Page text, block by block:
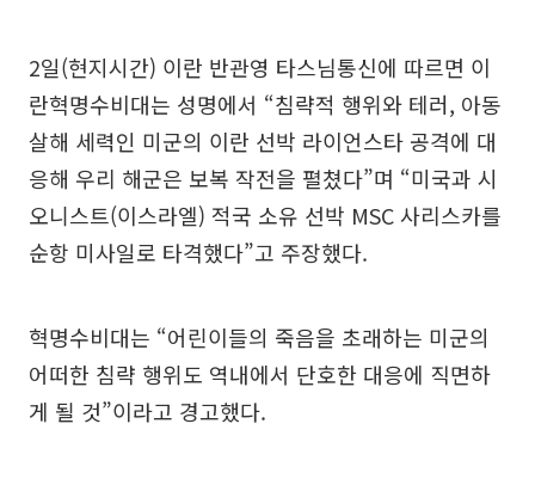
2일(현지시간) 이란 반관영 타스님통신에 따르면 이
란혁명수비대는 성명에서 “침략적 행위와 테러, 아동
살해 세력인 미군의 이란 선박 라이언스타 공격에 대
응해 우리 해군은 보복 작전을 펼쳤다”며 “미국과 시
오니스트(이스라엘) 적국 소유 선박 MSC 사리스카를
순항 미사일로 타격했다”고 주장했다.
혁명수비대는 “어린이들의 죽음을 초래하는 미군의
어떠한 침략 행위도 역내에서 단호한 대응에 직면하
게 될 것”이라고 경고했다.